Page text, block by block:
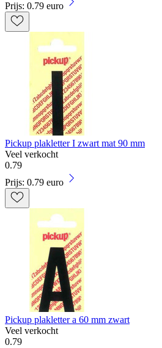
Prijs: 0.79 euro
Pickup plakletter I zwart mat 90 mm
Veel verkocht
0.79
Prijs: 0.79 euro
Pickup plakletter a 60 mm zwart
Veel verkocht
0.79